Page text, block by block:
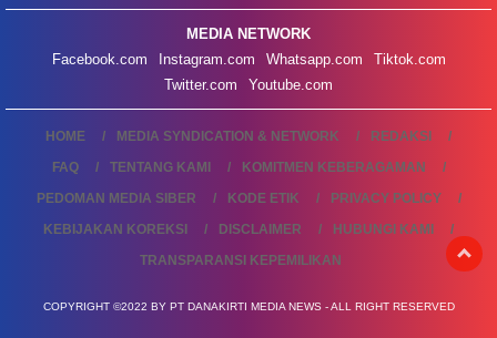
MEDIA NETWORK
Facebook.com
Instagram.com Whatsapp.com
Tiktok.com
Twitter.com
Youtube.com
HOME MEDIA SYNDICATION & NETWORK
REDAKSI
FAQ
TENTANG KAMI
KOMITMEN KEBERAGAMAN
PEDOMAN MEDIA SIBER
KODE ETIK
PRIVACY POLICY
KEBIJAKAN KOREKSI
DISCLAIMER
HUBUNGI KAMI
TRANSPARANSI KEPEMILIKAN
COPYRIGHT ©2022 BY PT DANAKIRTI MEDIA NEWS - ALL RIGHT RESERVED